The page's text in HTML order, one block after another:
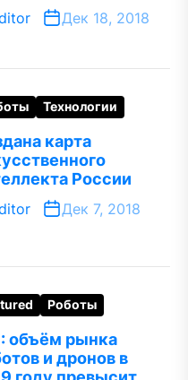
Дек 18, 2018
Технологии
карта
России
Дек 7, 2018
Роботы
объём рынка
и дронов в